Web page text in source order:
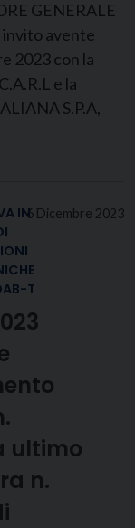
GENERALE
avente
2023 con la
e la
S.P.A,
6 Dicembre 2023
IN
T
ultimo
n.